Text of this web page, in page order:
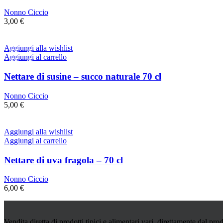
Nonno Ciccio
3,00 €
Aggiungi alla wishlist
Aggiungi al carrello
Nettare di susine – succo naturale 70 cl
Nonno Ciccio
5,00 €
Aggiungi alla wishlist
Aggiungi al carrello
Nettare di uva fragola – 70 cl
Nonno Ciccio
6,00 €